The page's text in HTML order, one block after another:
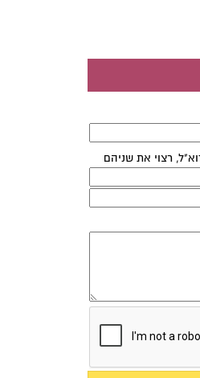
רצוי את שניהם